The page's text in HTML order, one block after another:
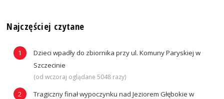
Najczęściej czytane
Dzieci wpadły do zbiornika przy ul. Komuny Paryskiej w
Szczecinie
(od wczoraj oglądane 5048 razy)
Tragiczny finał wypoczynku nad Jeziorem Głębokie w